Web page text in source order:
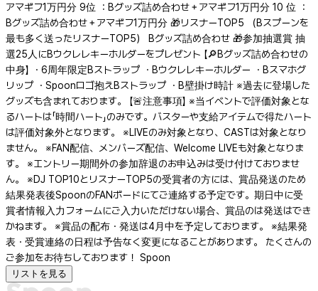
アマギフ1万円分 9位 ：Bグッズ詰め合わせ＋アマギフ1万円分 10 位 ：
Bグッズ詰め合わせ＋アマギフ1万円分 🎁リスナーTOP5 （Bスプーンを
最も多く送ったリスナーTOP5） Bグッズ詰め合わせ 🎁参加抽選賞 抽
選25人にBウクレレキーホルダーをプレゼント 【🔎Bグッズ詰め合わせの
中身】 ・6周年限定Bストラップ ・Bウクレレキーホルダー ・Bスマホグ
リップ ・Spoonロゴ抱えBストラップ ・B壁掛け時計 ※過去に登場した
グッズも含まれております。 【🚨注意事項】 ※当イベントで評価対象とな
るハートは「時間ハート」のみです。バスターや支給アイテムで得たハート
は評価対象外となります。 ※LIVEのみ対象となり、CASTは対象となり
ません。 ※FAN配信、メンバーズ配信、Welcome LIVEも対象となりま
す。 ※エントリー期間外の参加辞退のお申込みは受け付けておりませ
ん。 ※DJ TOP10とリスナーTOP5の受賞者の方には、賞品発送のため
結果発表後SpoonのFANボードにてご連絡する予定です。期日中に受
賞者情報入力フォームにご入力いただけない場合、賞品のは発送はでき
かねます。 ※賞品の配布・発送は4月中を予定しております。 ※結果発
表・受賞連絡の日程は予告なく変更になることがあります。 たくさんの
ご参加をお待ちしております！ Spoon
リストを見る